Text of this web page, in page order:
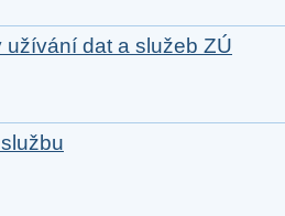
užívání dat a služeb ZÚ